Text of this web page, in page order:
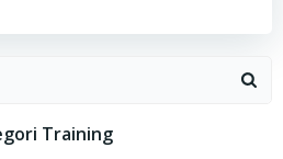
Training